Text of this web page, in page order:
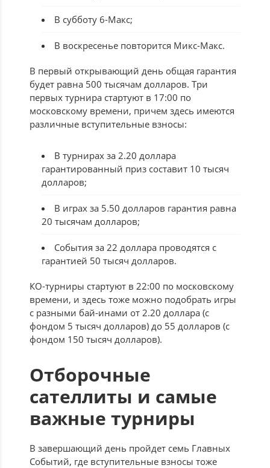
В субботу 6-Макс;
В воскресенье повторится Микс-Макс.
В первый открывающий день общая гарантия
будет равна 500 тысячам долларов. Три
первых турнира стартуют в 17:00 по
московскому времени, причем здесь имеются
различные вступительные взносы:
В турнирах за 2.20 доллара
гарантированный приз составит 10 тысяч
долларов;
В играх за 5.50 долларов гарантия равна
20 тысячам долларов;
События за 22 доллара проводятся с
гарантией 50 тысяч долларов.
КО-турниры стартуют в 22:00 по московскому
времени, и здесь тоже можно подобрать игры
с разными бай-инами от 2.20 доллара (с
фондом 5 тысяч долларов) до 55 долларов (с
фондом 150 тысяч долларов).
Отборочные
сателлиты и самые
важные турниры
В завершающий день пройдет семь Главных
Событий, где вступительные взносы тоже